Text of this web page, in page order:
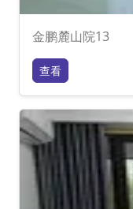
金鹏麓山院13
查看